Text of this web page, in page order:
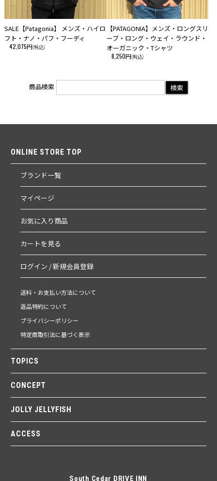
SALE【Patagonia】 メンズ・ハイロ
フト・ナノ・パフ・フーディ
42,075円(税込)
【PATAGONIA】メンズ・ロングスリ
ーブ・ロング・ウェイ・ラウンド・
オーガニック・Tシャツ
8,250円(税込)
商品検索
ONLINE STORE TOP
ブランド一覧
マイページ
お気に入り商品
カートを見る
ログイン / 新規会員登録
送料・お支払い方法について
返品特約について
プライバシーポリシー
特定商取引法に基づく表示
TOPICS
CONCEPT
JOLLY JELLYFISH
ACCESS
South Cedar DRIVE INN